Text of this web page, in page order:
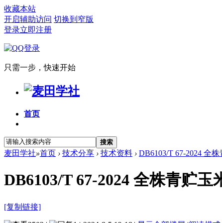
收藏本站
开启辅助访问 切换到窄版
登录立即注册
只需一步，快速开始
首页
搜索
麦田学社»首页 › 技术分享 › 技术资料 › DB6103/T 67-2024 全
DB6103/T 67-2024 全株青贮
[复制链接]